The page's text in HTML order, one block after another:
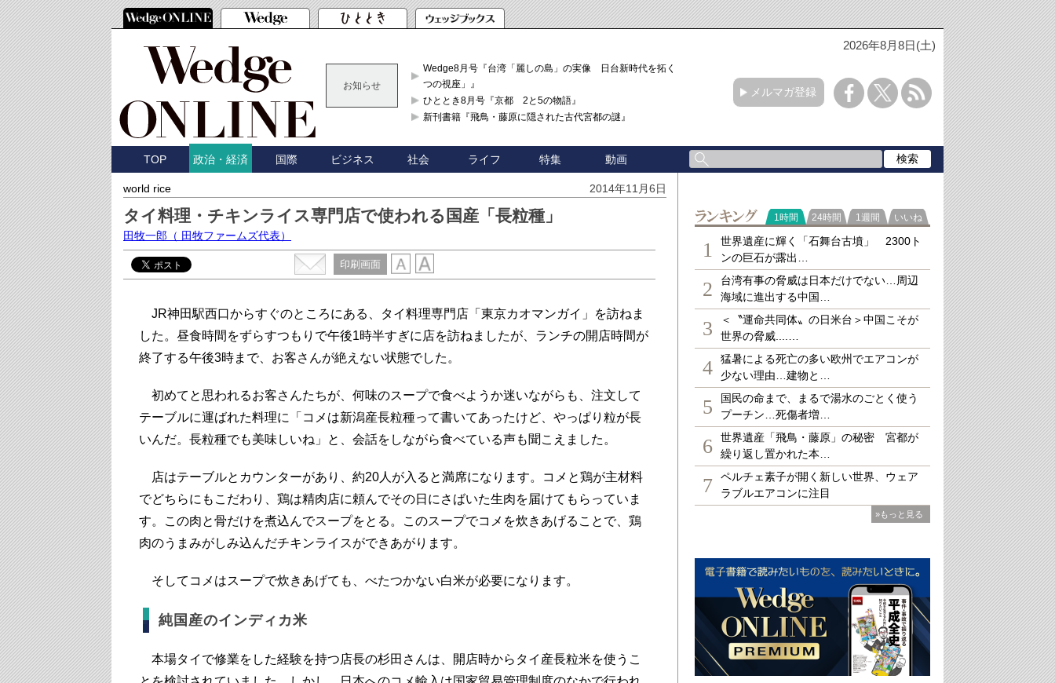
2026年8月8日(土)
お知らせ
Wedge8月号『台湾「麗しの島」の実像 日台新時代を拓く「3
つの視座」』
ひととき8月号『京都 2と5の物語』
新刊書籍『飛鳥・藤原に隠された古代宮都の謎』
メルマガ登録
TOP 政治・経済 国際 ビジネス 社会 ライフ 特集 動画
world rice 2014年11月6日
タイ料理・チキンライス専門店で使われる国産「長粒種」
田牧一郎 （ 田牧ファームズ代表）
印刷画面
JR神田駅西口からすぐのところにある、タイ料理専門店「東京カオマンガイ」を訪ねま
した。昼食時間をずらすつもりで午後1時半すぎに店を訪ねましたが、ランチの開店時間が
終了する午後3時まで、お客さんが絶えない状態でした。
初めてと思われるお客さんたちが、何味のスープで食べようか迷いながらも、注文して
テーブルに運ばれた料理に「コメは新潟産長粒種って書いてあったけど、やっぱり粒が長
いんだ。長粒種でも美味しいね」と、会話をしながら食べている声も聞こえました。
店はテーブルとカウンターがあり、約20人が入ると満席になります。コメと鶏が主材料
でどちらにもこだわり、鶏は精肉店に頼んでその日にさばいた生肉を届けてもらっていま
す。この肉と骨だけを煮込んでスープをとる。このスープでコメを炊きあげることで、鶏
肉のうまみがしみ込んだチキンライスができあがります。
そしてコメはスープで炊きあげても、べたつかない白米が必要になります。
純国産のインディカ米
本場タイで修業をした経験を持つ店長の杉田さんは、開店時からタイ産長粒米を使うこ
ランキング
1時間 24時間 1週間 いいね
1
世界遺産に輝く「石舞台古墳」 2300ト
ンの巨石が露出…
2
台湾有事の脅威は日本だけでない…周辺
海域に進出する中国…
3
＜〝運命共同体〟の日米台＞中国こそが
世界の脅威....…
4
猛暑による死亡の多い欧州でエアコンが
少ない理由…建物と…
5
国民の命まで、まるで湯水のごとく使う
プーチン…死傷者増…
6
世界遺産「飛鳥・藤原」の秘密 宮都が
繰り返し置かれた本…
7
ペルチェ素子が開く新しい世界、ウェア
ラブルエアコンに注目
»もっと見る